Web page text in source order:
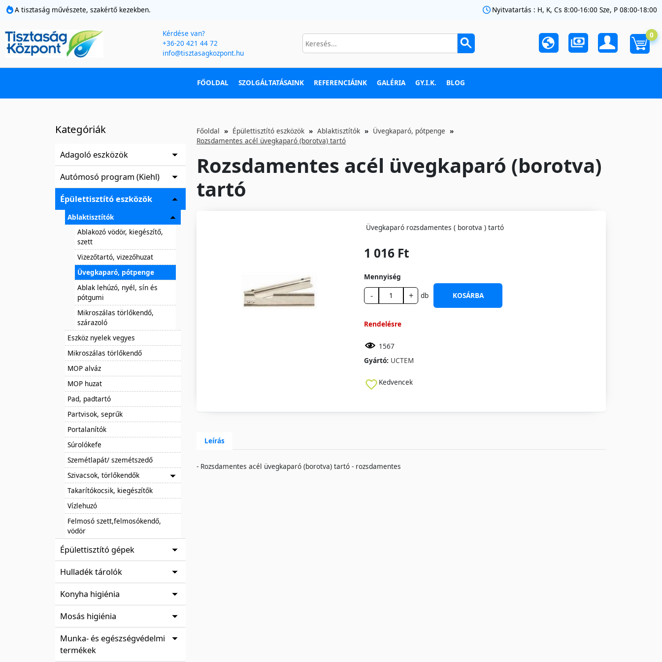
A tisztaság művészete, szakértő kezekben. Nyitvatartás : H, K, Cs 8:00-16:00 Sze, P 08:00-18:00
Kérdése van?
+36-20 421 44 72
info@tisztasagkozpont.hu
0
FŐOLDAL SZOLGÁLTATÁSAINK REFERENCIÁINK GALÉRIA GY.I.K. BLOG
Kategóriák
Adagoló eszközök
Autómosó program (Kiehl)
Épülettisztító eszközök
Ablaktisztítók
Ablakozó vödör, kiegészítő,
szett
Vizezőtartó, vizezőhuzat
Üvegkaparó, pótpenge
Ablak lehúzó, nyél, sín és
pótgumi
Mikroszálas törlőkendő,
szárazoló
Eszköz nyelek vegyes
Mikroszálas törlőkendő
MOP alváz
MOP huzat
Pad, padtartó
Partvisok, seprűk
Portalanítók
Súrolókefe
Szemétlapát/ szemétszedő
Szivacsok, törlőkendők
Takarítókocsik, kiegészítők
Vízlehuzó
Felmosó szett,felmosókendő,
vödör
Épülettisztító gépek
Hulladék tárolók
Konyha higiénia
Mosás higiénia
Munka- és egészségvédelmi
termékek
Főoldal Épülettisztító eszközök Ablaktisztítók
Üvegkaparó, pótpenge
Rozsdamentes acél üvegkaparó (borotva) tartó
Rozsdamentes acél üvegkaparó (borotva)
tartó
Üvegkaparó rozsdamentes ( borotva ) tartó
1 016 Ft
Mennyiség
- + db KOSÁRBA
Rendelésre
1567
Gyártó: UCTEM
Kedvencek
Leírás
- Rozsdamentes acél üvegkaparó (borotva) tartó - rozsdamentes